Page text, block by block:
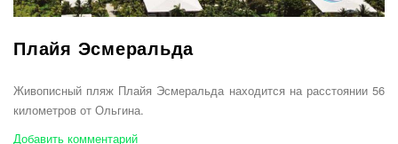
Плайя Эсмеральда
Живописный пляж Плайя Эсмеральда находится на расстоянии 56
километров от Ольгина.
Добавить комментарий